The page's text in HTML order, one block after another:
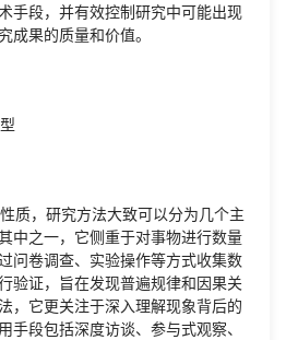
手段，并有效控制研究中可能出现
成果的质量和价值。
质，研究方法大致可以分为几个主
中之一，它侧重于对事物进行数量
问卷调查、实验操作等方式收集数
验证，旨在发现普遍规律和因果关
，它更关注于深入理解现象背后的
手段包括深度访谈、参与式观察、